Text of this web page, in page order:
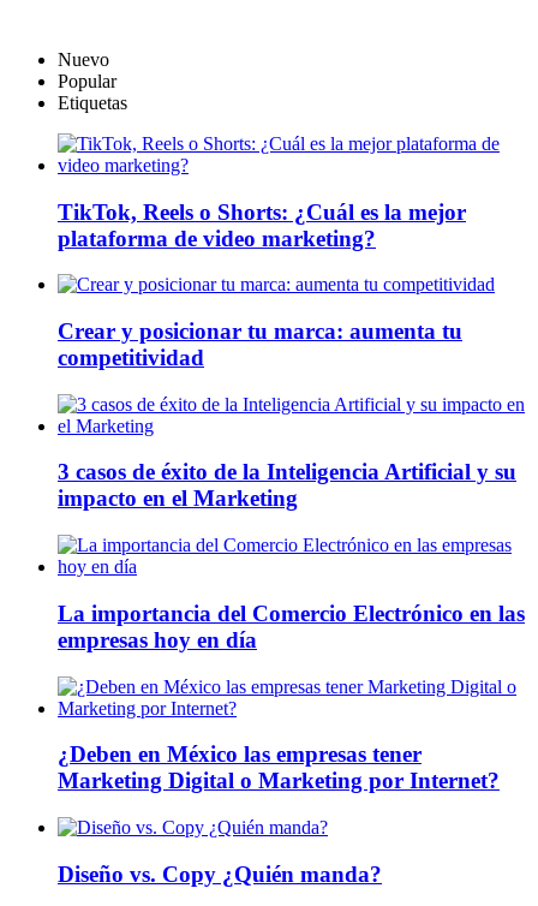
Nuevo
Popular
Etiquetas
TikTok, Reels o Shorts: ¿Cuál es la mejor
plataforma de video marketing?
Crear y posicionar tu marca: aumenta tu
competitividad
3 casos de éxito de la Inteligencia Artificial y su
impacto en el Marketing
La importancia del Comercio Electrónico en las
empresas hoy en día
¿Deben en México las empresas tener
Marketing Digital o Marketing por Internet?
Diseño vs. Copy ¿Quién manda?